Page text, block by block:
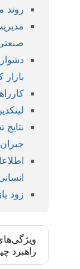
روند
بازار
زود
راهبرد